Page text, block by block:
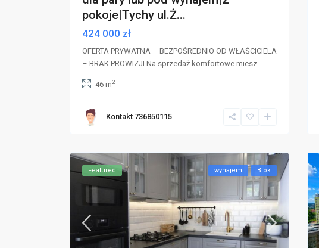
pokoje|Tychy ul.Ż...
424 000 zł
OFERTA PRYWATNA – BEZPOŚREDNIO OD WŁAŚCICIELA
– BRAK PROWIZJI Na sprzedaż komfortowe miesz
46 m2
Kontakt 736850115
Featured wynajem Blok